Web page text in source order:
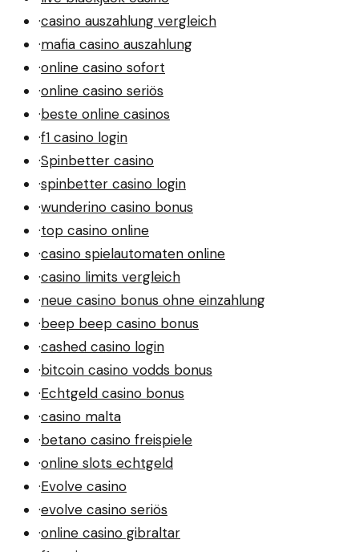
·casino auszahlung vergleich
·mafia casino auszahlung
·online casino sofort
·online casino seriös
·beste online casinos
·f1 casino login
·Spinbetter casino
·spinbetter casino login
·wunderino casino bonus
·top casino online
·casino spielautomaten online
·casino limits vergleich
·neue casino bonus ohne einzahlung
·beep beep casino bonus
·cashed casino login
·bitcoin casino vodds bonus
·Echtgeld casino bonus
·casino malta
·betano casino freispiele
·online slots echtgeld
·Evolve casino
·evolve casino seriös
·online casino gibraltar